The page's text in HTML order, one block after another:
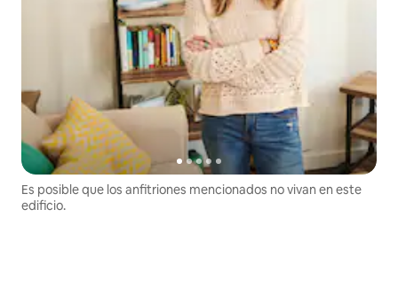
Es posible que los anfitriones mencionados no vivan en este
edificio.